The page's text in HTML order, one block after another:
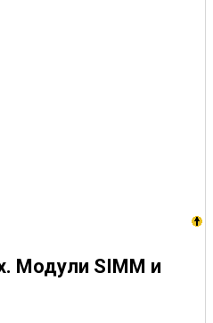
Модули SIMM и